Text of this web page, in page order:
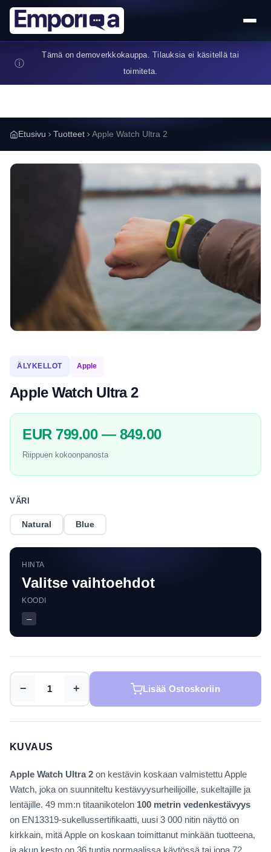
Hyppää pääsisältöön
ⓘ
Tämä on demoverkkokauppa. Tilauksia ei käsitellä tai
toimiteta.
Etusivu Tuotteet Apple Watch Ultra 2
ÄLYKELLOT Apple
Apple Watch Ultra 2
EUR 799.00 — 849.00
Riippuen kokoonpanosta
VÄRI
Natural Blue
HINTA
Valitse vaihtoehdot
KOODI
—
− + Lisää Ostoskoriin
KUVAUS
Apple Watch Ultra 2 on kestävin koskaan valmistettu Apple
Watch, joka on suunniteltu kestävyysurheilijoille, sukeltajille ja
lentäjille. 49 mm:n titaanikotelon 100 metrin vedenkestävyys
on EN13319-sukellussertifikaatti, uusi 3 000 nitin näyttö on
kirkkain, mitä Apple on koskaan toimittanut minkään tuotteena,
ja akun kesto on 36 tuntia normaalissa käytössä tai jopa 72